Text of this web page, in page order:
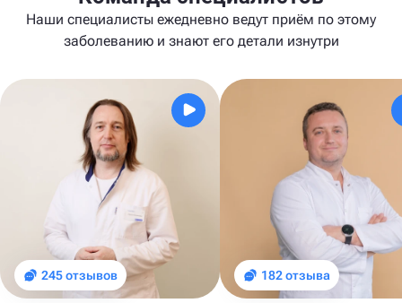
Наши специалисты ежедневно ведут приём по этому
заболеванию и знают его детали изнутри
245 отзывов 182 отзыва